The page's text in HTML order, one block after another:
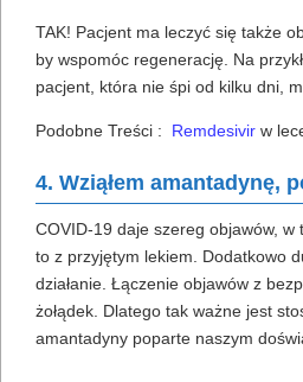
TAK! Pacjent ma leczyć się także
by wspomóc regenerację. Na
pacjent, która nie śpi od kilku dni,
Podobne Treści : Remdesivir w
4. Wziąłem amantadynę,
COVID-19 daje szereg objawów,
to z przyjętym lekiem. Dodatkowo
działanie. Łączenie objawów z
żołądek. Dlatego tak ważne jest
amantadyny poparte naszym